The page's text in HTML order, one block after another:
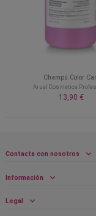
Champú Color
Arual Cosmetica
13,90 €
Contacta con nosotros
Información
Legal